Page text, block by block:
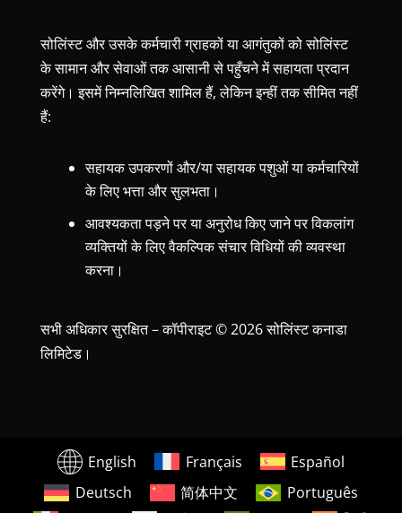
सोलिंस्ट और उसके कर्मचारी ग्राहकों या आगंतुकों को सोलिंस्ट
के सामान और सेवाओं तक आसानी से पहुँचने में सहायता प्रदान
करेंगे। इसमें निम्नलिखित शामिल हैं, लेकिन इन्हीं तक सीमित नहीं
हैं:
सहायक उपकरणों और/या सहायक पशुओं या कर्मचारियों
के लिए भत्ता और सुलभता।
आवश्यकता पड़ने पर या अनुरोध किए जाने पर विकलांग
व्यक्तियों के लिए वैकल्पिक संचार विधियों की व्यवस्था
करना।
सभी अधिकार सुरक्षित – कॉपीराइट © 2026 सोलिंस्ट कनाडा
लिमिटेड।
English Français
Español
Deutsch
简体中文
Português